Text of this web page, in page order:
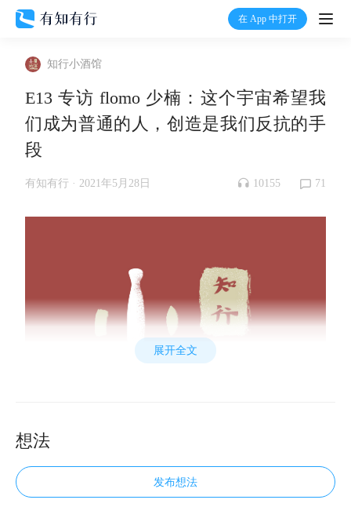
在 App 中打开
打
有知
温度计
知行小酒馆
E13 专访 flomo 少楠：这个宇宙希望我
们成为普通的人，创造是我们反抗的手
段
有知有行 · 2021年5月28日 10155 71
展开全文
想法
发布想法